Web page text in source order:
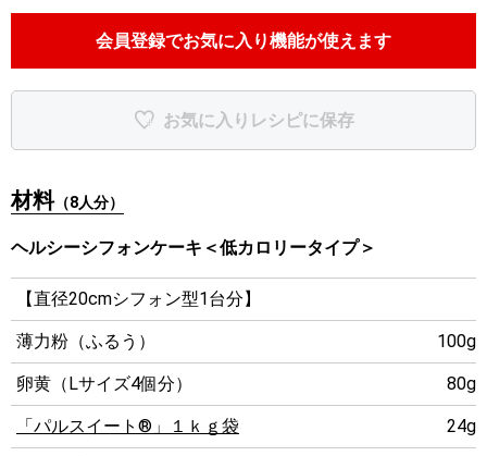
会員登録でお気に入り機能が使えます
お気に入りレシピに保存
材料（8人分）
ヘルシーシフォンケーキ＜低カロリータイプ＞
【直径20cmシフォン型1台分】
薄力粉（ふるう） 100g
卵黄（Lサイズ4個分） 80g
「パルスイート®」１ｋｇ袋 24g